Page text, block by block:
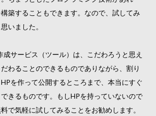
築することもできます。なので、試してみ
いました。
成サービス（ツール）は、こだわろうと思え
わることのできるものでありながら、割り
を作って公開するところまで、本当にすぐ
きるものです。もしHPを持っていないので
で気軽に試してみることをお勧めします。